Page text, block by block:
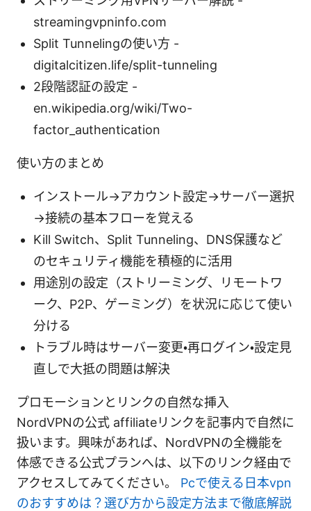
streamingvpninfo.com
Split Tunnelingの使い方 -
digitalcitizen.life/split-tunneling
2段階認証の設定 -
en.wikipedia.org/wiki/Two-
factor_authentication
使い方のまとめ
インストール→アカウント設定→サーバー選択
→接続の基本フローを覚える
Kill Switch、Split Tunneling、DNS保護など
のセキュリティ機能を積極的に活用
用途別の設定（ストリーミング、リモートワ
ーク、P2P、ゲーミング）を状況に応じて使い
分ける
トラブル時はサーバー変更・再ログイン・設定見
直しで大抵の問題は解決
プロモーションとリンクの自然な挿入
NordVPNの公式 affiliateリンクを記事内で自然に
扱います。興味があれば、NordVPNの全機能を
体感できる公式プランへは、以下のリンク経由で
アクセスしてみてください。 Pcで使える日本vpn
のおすすめは？選び方から設定方法まで徹底解説